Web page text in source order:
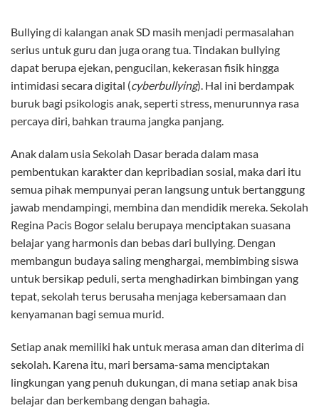
Bullying di kalangan anak SD masih menjadi permasalahan
serius untuk guru dan juga orang tua. Tindakan bullying
dapat berupa ejekan, pengucilan, kekerasan fisik hingga
intimidasi secara digital (cyberbullying). Hal ini berdampak
buruk bagi psikologis anak, seperti stress, menurunnya rasa
percaya diri, bahkan trauma jangka panjang.
Anak dalam usia Sekolah Dasar berada dalam masa
pembentukan karakter dan kepribadian sosial, maka dari itu
semua pihak mempunyai peran langsung untuk bertanggung
jawab mendampingi, membina dan mendidik mereka. Sekolah
Regina Pacis Bogor selalu berupaya menciptakan suasana
belajar yang harmonis dan bebas dari bullying. Dengan
membangun budaya saling menghargai, membimbing siswa
untuk bersikap peduli, serta menghadirkan bimbingan yang
tepat, sekolah terus berusaha menjaga kebersamaan dan
kenyamanan bagi semua murid.
Setiap anak memiliki hak untuk merasa aman dan diterima di
sekolah. Karena itu, mari bersama-sama menciptakan
lingkungan yang penuh dukungan, di mana setiap anak bisa
belajar dan berkembang dengan bahagia.